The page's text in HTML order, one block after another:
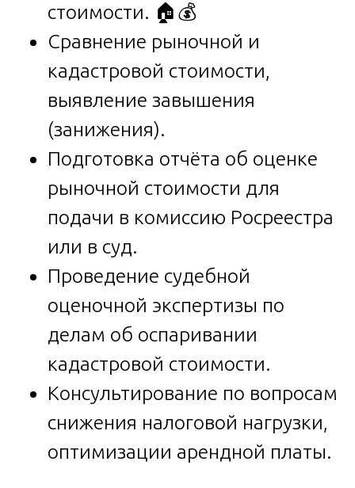
стоимости. 🏠💰
Сравнение рыночной и
кадастровой стоимости,
выявление завышения
(занижения).
Подготовка отчёта об оценке
рыночной стоимости для
подачи в комиссию Росреестра
или в суд.
Проведение судебной
оценочной экспертизы по
делам об оспаривании
кадастровой стоимости.
Консультирование по вопросам
снижения налоговой нагрузки,
оптимизации арендной платы.